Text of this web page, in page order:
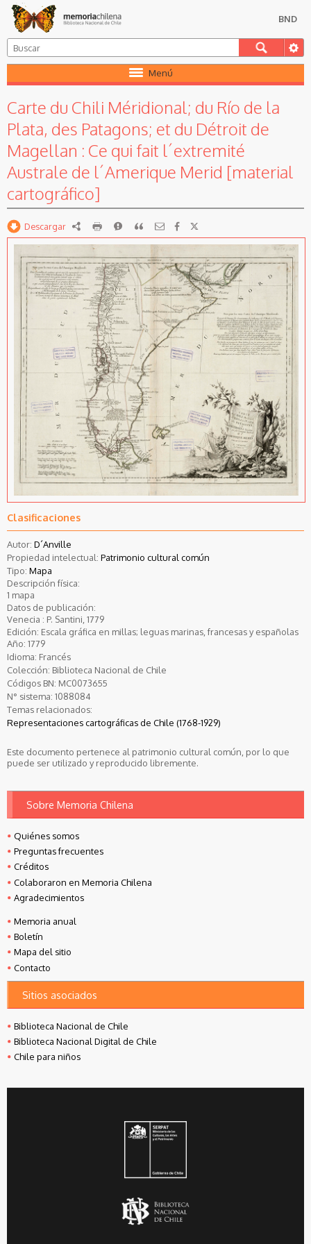
BND
Menú
Carte du Chili Méridional; du Río de la
Plata, des Patagons; et du Détroit de
Magellan : Ce qui fait l´extremité
Australe de l´Amerique Merid [material
cartográfico]
Descargar RDF imprimirReportarCitar
Clasificaciones
Autor: D´Anville
Propiedad intelectual: Patrimonio cultural común
Tipo: Mapa
Descripción física:
1 mapa
Datos de publicación:
Venecia : P. Santini, 1779
Edición: Escala gráfica en millas; leguas marinas, francesas y españolas
Año: 1779
Idioma: Francés
Colección: Biblioteca Nacional de Chile
Códigos BN: MC0073655
N° sistema: 1088084
Temas relacionados:
Representaciones cartográficas de Chile (1768-1929)
Este documento pertenece al patrimonio cultural común, por lo que
puede ser utilizado y reproducido libremente.
Sobre Memoria Chilena
Quiénes somos
Preguntas frecuentes
Créditos
Colaboraron en Memoria Chilena
Agradecimientos
Memoria anual
Boletín
Mapa del sitio
Contacto
Sitios asociados
Biblioteca Nacional de Chile
Biblioteca Nacional Digital de Chile
Chile para niños